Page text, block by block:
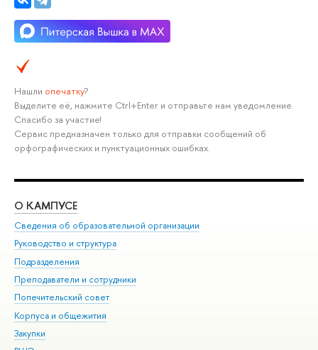
Нашли опечатку?
Выделите её, нажмите Ctrl+Enter и отправьте нам уведомление.
Спасибо за участие!
Сервис предназначен только для отправки сообщений об
орфографических и пунктуационных ошибках.
О КАМПУСЕ
Сведения об образовательной организации
Руководство и структура
Подразделения
Преподаватели и сотрудники
Попечительский совет
Корпуса и общежития
Закупки